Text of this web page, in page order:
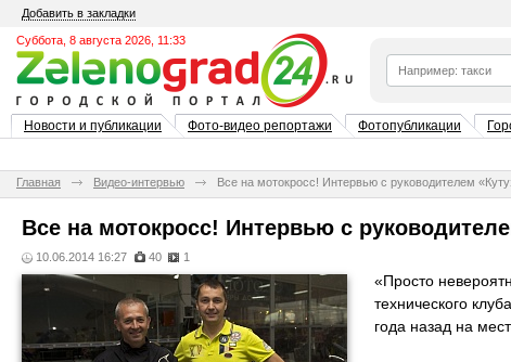
Добавить в закладки
Суббота, 8 августа 2026, 11:33
Новости и публикации Фото-видео репортажи Фотопубликации
Главная Видео-интервью Все на мотокросс! Интервью с руководителем
Все на мотокросс! Интервью с
10.06.2014 16:27 40 1
«Просто
технического
года назад на